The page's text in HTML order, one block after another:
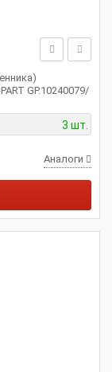
GP.10240079/
3 шт.
Аналоги